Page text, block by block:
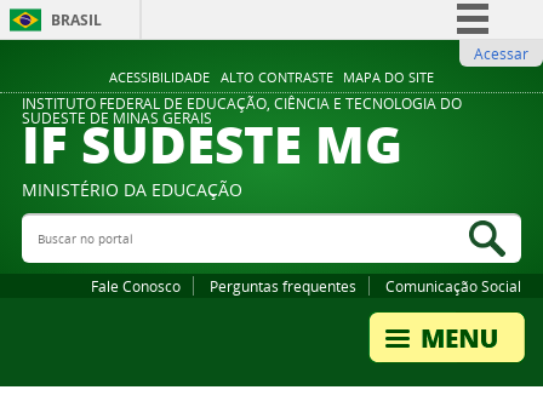
ACESSIBILIDADE ALTO CONTRASTE MAPA DO SITE
BRASIL
Comunica BR
Participe
Legislação
Acessar
INSTITUTO FEDERAL DE EDUCAÇÃO, CIÊNCIA E TECNOLOGIA DO
SUDESTE DE MINAS GERAIS
IF SUDESTE MG
MINISTÉRIO DA EDUCAÇÃO
Buscar no portal
Fale Conosco Perguntas frequentes Comunicação Social